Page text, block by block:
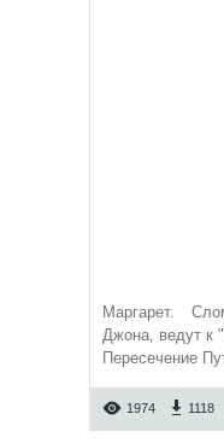
Маргарет.
Джона, ведут к
Пересечение
1974 1118